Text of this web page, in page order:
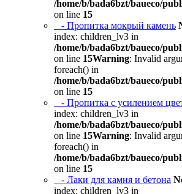
/home/b/bada6bzt/baueco/
on line 15
- Пропитка мокрый камень
index: children_lv3 in
/home/b/bada6bzt/baueco/
on line 15Warning: Invalid
foreach() in
/home/b/bada6bzt/baueco/
on line 15
- Пропитка с усилением
index: children_lv3 in
/home/b/bada6bzt/baueco/
on line 15Warning: Invalid
foreach() in
/home/b/bada6bzt/baueco/
on line 15
- Лаки для камня и бетона
index: children_lv3 in